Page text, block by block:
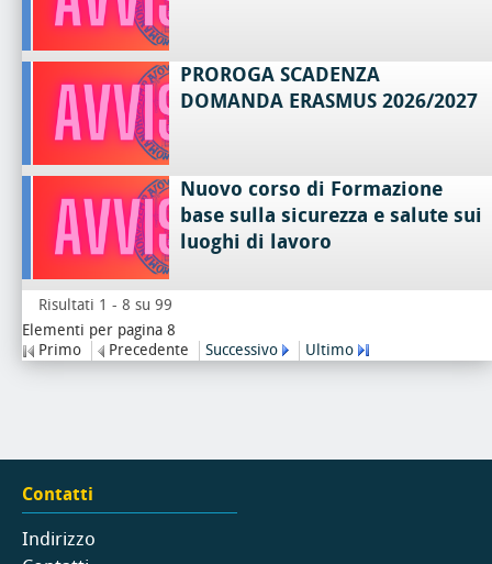
PROROGA SCADENZA
DOMANDA ERASMUS 2026/2027
Nuovo corso di Formazione
base sulla sicurezza e salute sui
luoghi di lavoro
Risultati 1 - 8 su 99
Elementi per pagina 8
Primo
Precedente Successivo Ultimo
Contatti
Indirizzo